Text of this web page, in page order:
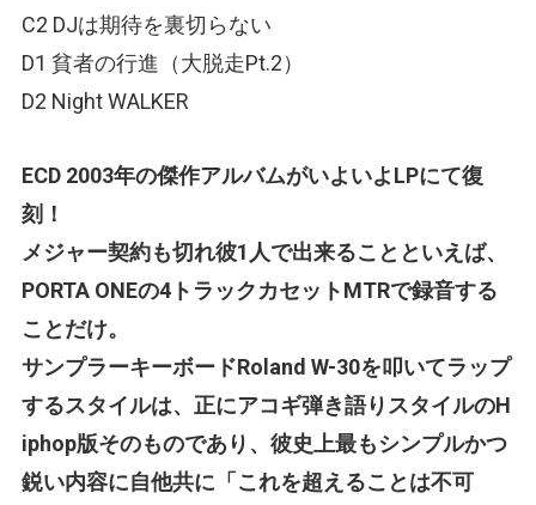
C2 DJは期待を裏切らない
D1 貧者の行進（大脱走Pt.2）
D2 Night WALKER
ECD 2003年の傑作アルバムがいよいよLPにて復
刻！
メジャー契約も切れ彼1人で出来ることといえば、
PORTA ONEの4トラックカセットMTRで録音する
ことだけ。
サンプラーキーボードRoland W-30を叩いてラップ
するスタイルは、正にアコギ弾き語りスタイルのH
iphop版そのものであり、彼史上最もシンプルかつ
鋭い内容に自他共に「これを超えることは不可